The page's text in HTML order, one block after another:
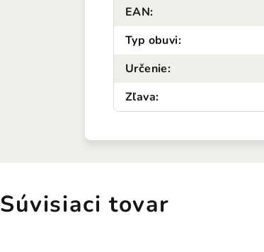
EAN:
Typ obuvi:
Určenie:
Zľava:
Súvisiaci tovar